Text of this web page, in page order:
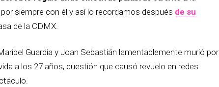
siempre con él y así lo recordamos después de su
de la CDMX.
Guardia y Joan Sebastián lamentablemente murió por
a los 27 años, cuestión que causó revuelo en redes